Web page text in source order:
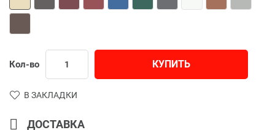
Кол-во КУПИТЬ
В ЗАКЛАДКИ
ДОСТАВКА